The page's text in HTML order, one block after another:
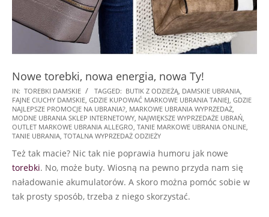
Nowe torebki, nowa energia, nowa Ty!
2026-
02-
19
IN: TOREBKI DAMSKIE TAGGED: BUTIK Z ODZIEŻĄ DAMSKIE UBRANIA
FAJNE CIUCHY DAMSKIE GDZIE KUPOWAĆ MARKOWE UBRANIA TANIEJ GDZIE
NAJLEPSZE PROMOCJE NA UBRANIA? MARKOWE UBRANIA WYPRZEDAŻ
MODNE UBRANIA SKLEP INTERNETOWY NAJWIĘKSZE WYPRZEDAŻE UBRAŃ
OUTLET MARKOWE UBRANIA ALLEGRO TANIE MARKOWE UBRANIA ONLINE
TANIE UBRANIA TOTALNA WYPRZEDAŻ ODZIEŻY
Też tak macie? Nic tak nie poprawia humoru jak nowe
torebki. No, może buty. Wiosną na pewno przyda nam się
naładowanie akumulatorów. A skoro można pomóc sobie w
tak prosty sposób, trzeba z niego skorzystać.